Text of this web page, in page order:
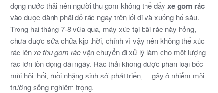
đọng nước thải nên người thu gom không thể đẩy xe gom rác
vào được đành phải đổ rác ngay trên lối đi và xuống hố sâu.
Trong hai tháng 7-8 vừa qua, máy xúc tại bãi rác này hỏng,
chưa được sửa chữa kịp thời, chính vì vậy nên không thể xúc
rác lênxe thu gom rácvận chuyển đi xử lý làm cho một lượng
rác lớn tồn đọng dài ngày. Rác thải không được phân loại bốc
mùi hôi thối, ruồi nhặng sinh sôi phát triển,… gây ô nhiễm môi
trường sống nghiêm trọng.